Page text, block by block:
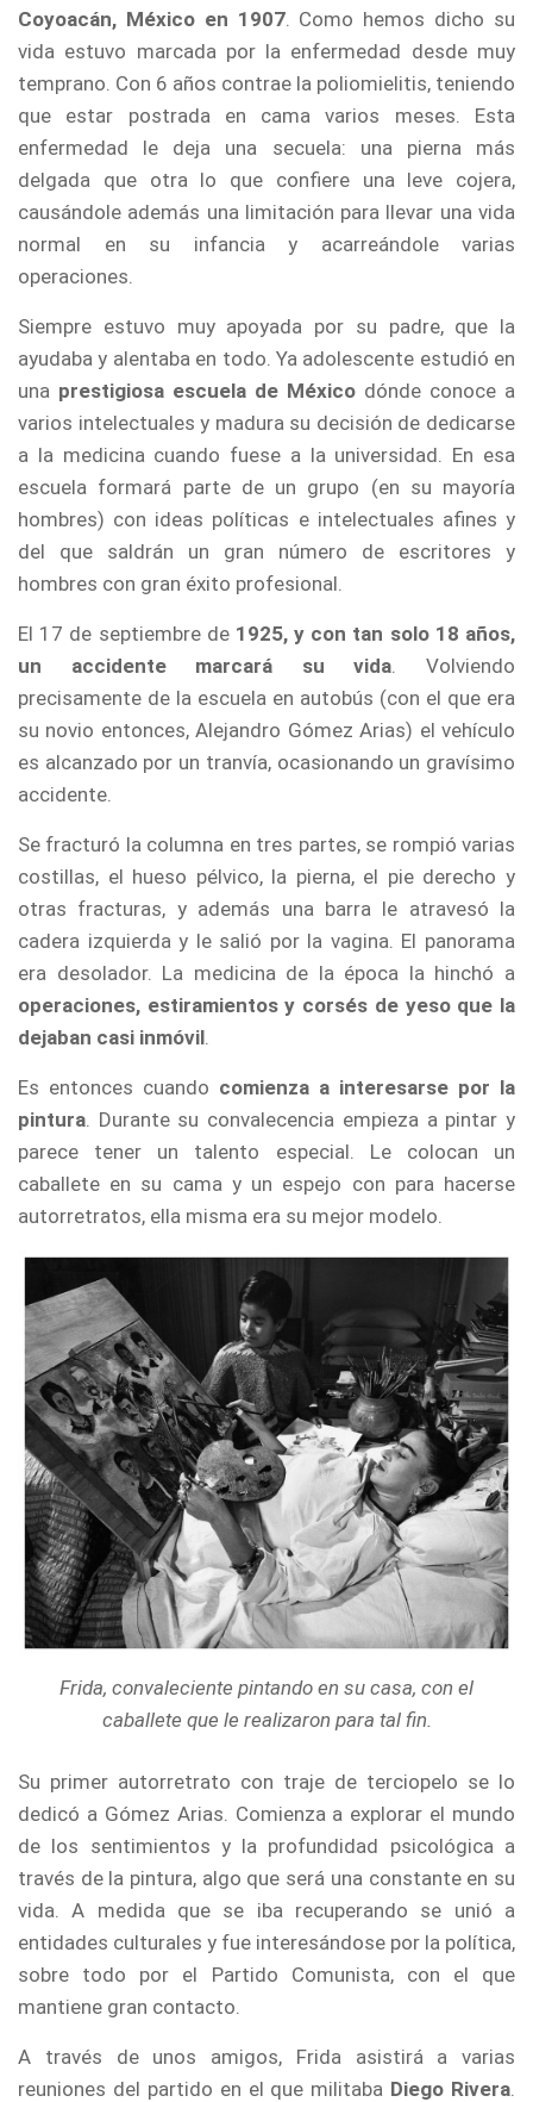
Coyoacán, México en 1907. Como hemos dicho su
vida estuvo marcada por la enfermedad desde muy
temprano. Con 6 años contrae la poliomielitis, teniendo
que estar postrada en cama varios meses. Esta
enfermedad le deja una secuela: una pierna más
delgada que otra lo que confiere una leve cojera,
causándole además una limitación para llevar una vida
normal en su infancia y acarreándole varias
operaciones.
Siempre estuvo muy apoyada por su padre, que la
ayudaba y alentaba en todo. Ya adolescente estudió en
una prestigiosa escuela de México dónde conoce a
varios intelectuales y madura su decisión de dedicarse
a la medicina cuando fuese a la universidad. En esa
escuela formará parte de un grupo (en su mayoría
hombres) con ideas políticas e intelectuales afines y
del que saldrán un gran número de escritores y
hombres con gran éxito profesional.
El 17 de septiembre de 1925, y con tan solo 18 años,
un accidente marcará su vida . Volviendo
precisamente de la escuela en autobús (con el que era
su novio entonces, Alejandro Gómez Arias) el vehículo
es alcanzado por un tranvía, ocasionando un gravísimo
accidente.
Se fracturó la columna en tres partes, se rompió varias
costillas, el hueso pélvico, la pierna, el pie derecho y
otras fracturas, y además una barra le atravesó la
cadera izquierda y le salió por la vagina. El panorama
era desolador. La medicina de la época la hinchó a
operaciones, estiramientos y corsés de yeso que la
dejaban casi inmóvil
Es entonces cuando comienza a interesarse por la
pintura . Durante su convalecencia empieza a pintar y
parece tener un talento especial. Le colocan un
caballete en su cama y un espejo con para hacerse
autorretratos, ella misma era su mejor modelo.
Frida, convaleciente pintando en su casa, con el
caballete que le realizaron para tal fin.
Su primer autorretrato con traje de terciopelo se lo
dedicó a Gómez Arias. Comienza a explorar el mundo
de los sentimientos y la profundidad psicológica a
través de la pintura, algo que será una constante en su
vida. A medida que se iba recuperando se unió a
entidades culturales y fue interesándose por la política,
sobre todo por el Partido Comunista, con el que
mantiene gran contacto.
A través de unos amigos, Frida asistirá a varias
reuniones del partido en el que militaba Diego Rivera.